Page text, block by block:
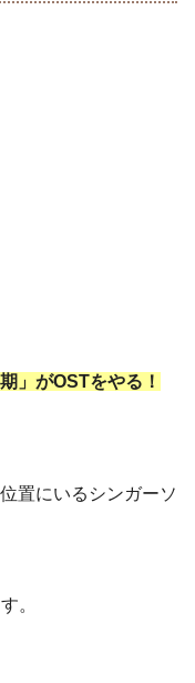
」がOSTをやる！
置にいるシンガーソ
。